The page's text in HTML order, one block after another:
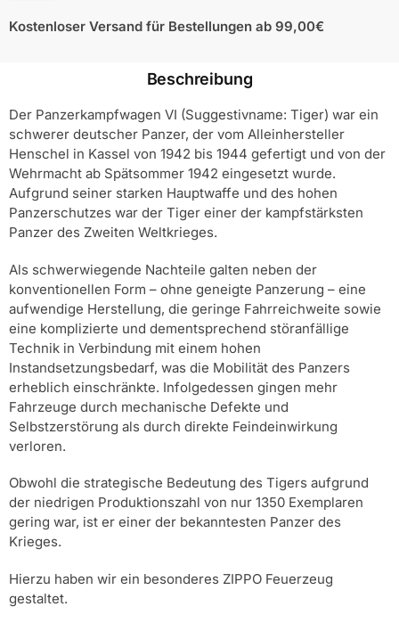
Kostenloser Versand für Bestellungen ab 99,00€
Beschreibung
Der Panzerkampfwagen VI (Suggestivname: Tiger) war ein
schwerer deutscher Panzer, der vom Alleinhersteller
Henschel in Kassel von 1942 bis 1944 gefertigt und von der
Wehrmacht ab Spätsommer 1942 eingesetzt wurde.
Aufgrund seiner starken Hauptwaffe und des hohen
Panzerschutzes war der Tiger einer der kampfstärksten
Panzer des Zweiten Weltkrieges.
Als schwerwiegende Nachteile galten neben der
konventionellen Form – ohne geneigte Panzerung – eine
aufwendige Herstellung, die geringe Fahrreichweite sowie
eine komplizierte und dementsprechend störanfällige
Technik in Verbindung mit einem hohen
Instandsetzungsbedarf, was die Mobilität des Panzers
erheblich einschränkte. Infolgedessen gingen mehr
Fahrzeuge durch mechanische Defekte und
Selbstzerstörung als durch direkte Feindeinwirkung
verloren.
Obwohl die strategische Bedeutung des Tigers aufgrund
der niedrigen Produktionszahl von nur 1350 Exemplaren
gering war, ist er einer der bekanntesten Panzer des
Krieges.
Hierzu haben wir ein besonderes ZIPPO Feuerzeug
gestaltet.